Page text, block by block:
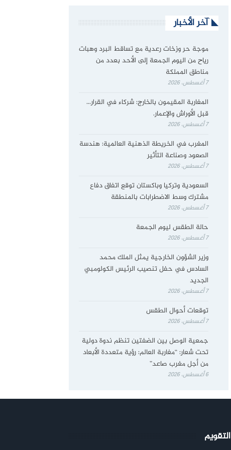
آخر الأخبار
موجة حر وزخات رعدية مع تساقط البرد وهبات
رياح من اليوم الجمعة إلى الأحد بعدد من
مناطق المملكة
7 أغسطس، 2026
المغاربة المقيمون بالخارج: شركاء في القرار…
قبل الأوراش والإعمار.
7 أغسطس، 2026
المغرب في الخريطة الذهنية العالمية: هندسة
الصعود وصناعة التأثير
7 أغسطس، 2026
السعودية وتركيا وباكستان توقع اتفاق دفاع
مشترك وسط الاضطرابات بالمنطقة
7 أغسطس، 2026
حالة الطقس ليوم الجمعة
7 أغسطس، 2026
وزير الشؤون الخارجية يمثل الملك محمد
السادس في حفل تنصيب الرئيس الكولومبي
الجديد
7 أغسطس، 2026
توقعات أحوال الطقس
7 أغسطس، 2026
جمعية الوصل بين الضفتين تنظم ندوة دولية
تحت شعار: “مغاربة العالم: رؤية متعددة الأبعاد
من أجل مغرب صاعد”
6 أغسطس، 2026
التقويم